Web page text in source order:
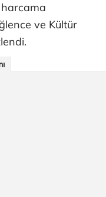
harcama
ve Kültür